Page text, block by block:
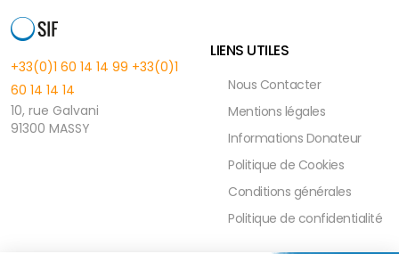
+33(0)1 60 14 14 99 +33(0)1
60 14 14 14
10, rue Galvani
91300 MASSY
LIENS UTILES
Nous Contacter
Mentions légales
Informations Donateur
Politique de Cookies
Conditions générales
Politique de confidentialité